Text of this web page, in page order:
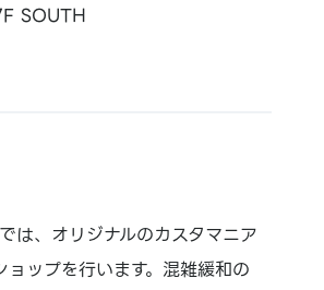
SOUTH
は、オリジナルのカスタマニア
ップを行います。混雑緩和の